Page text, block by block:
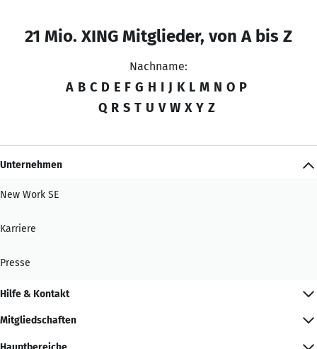
21 Mio. XING Mitglieder, von A bis Z
Nachname:
A B C D E F G H I J K L M N O P
Q R S T U V W X Y Z
Unternehmen
New Work SE
Karriere
Presse
Hilfe & Kontakt
Mitgliedschaften